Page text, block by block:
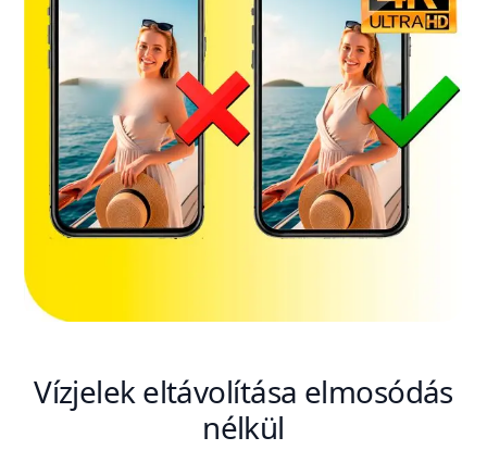
Vízjelek eltávolítása elmosódás
nélkül